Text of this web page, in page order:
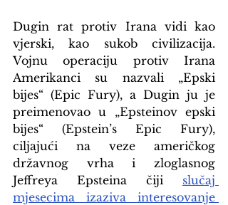
Dugin rat protiv Irana vidi kao
vjerski, kao sukob civilizacija.
Vojnu operaciju protiv Irana
Amerikanci su nazvali „Epski
bijes“ (Epic Fury), a Dugin ju je
preimenovao u „Epsteinov epski
bijes“ (Epstein’s Epic Fury),
ciljajući na veze američkog
državnog vrha i zloglasnog
Jeffreya Epsteina čiji slučaj
mjesecima izaziva interesovanje